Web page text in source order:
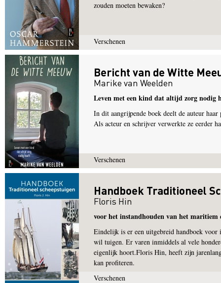
zouden moeten bewaken?
Verschenen
Bericht van de Witte
Marike van Weelden
Leven met een kind dat altijd zorg nodig
In dit aangrijpende boek deelt de auteur
Als acteur en schrijver verwerkte ze eerder
Verschenen
Handboek Traditioneel
Floris Hin
voor het instandhouden van het maritiem
Eindelijk is er een uitgebreid handboek voor
wil tuigen. Er varen inmiddels al vele
eigenlijk hoort.Floris Hin, heeft zijn
kan profiteren.
Verschenen